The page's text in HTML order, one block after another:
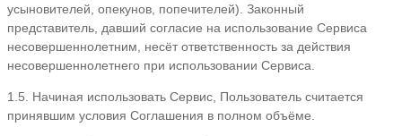
усыновителей, опекунов, попечителей). Законный
представитель, давший согласие на использование Сервиса
несовершеннолетним, несёт ответственность за действия
несовершеннолетнего при использовании Сервиса.
1.5. Начиная использовать Сервис, Пользователь считается
принявшим условия Соглашения в полном объёме.